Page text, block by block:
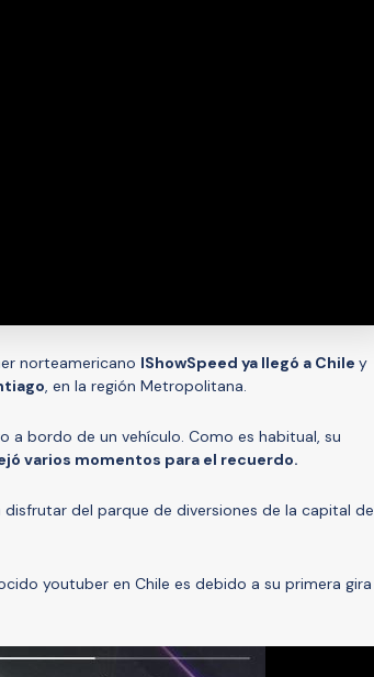
norteamericano IShowSpeed ya llegó a Chile y
, en la región Metropolitana.
bordo de un vehículo. Como es habitual, su
varios momentos para el recuerdo.
disfrutar del parque de diversiones de la capital de
youtuber en Chile es debido a su primera gira